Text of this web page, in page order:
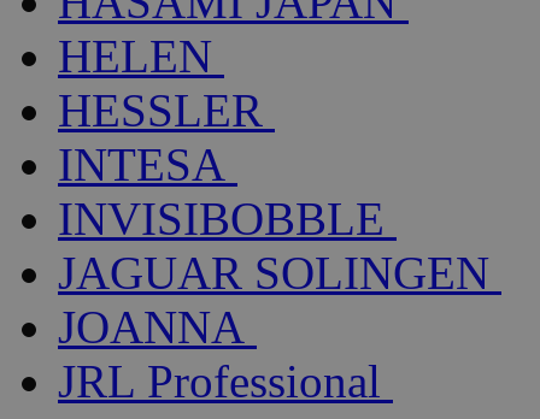
HELEN
HESSLER
INTESA
INVISIBOBBLE
JAGUAR SOLINGEN
JOANNA
JRL Professional